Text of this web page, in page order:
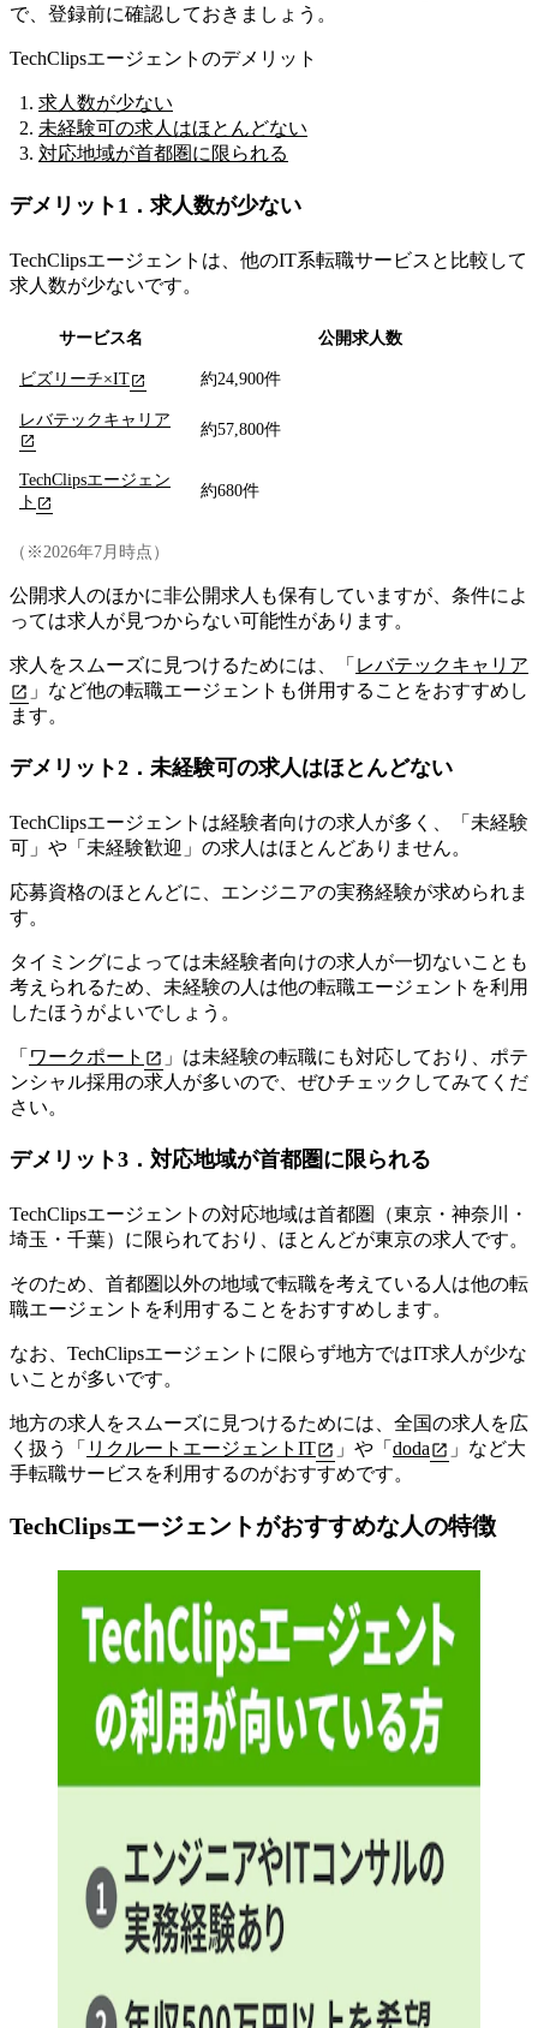
で、登録前に確認しておきましょう。
TechClipsエージェントのデメリット
求人数が少ない
未経験可の求人はほとんどない
対応地域が首都圏に限られる
デメリット1．求人数が少ない
TechClipsエージェントは、他のIT系転職サービスと比較して
求人数が少ないです。
サービス名 公開求人数
ビズリーチ×IT 約24,900件
レバテックキャリア
約57,800件
TechClipsエージェン
ト
約680件
（※2026年7月時点）
公開求人のほかに非公開求人も保有していますが、条件によ
っては求人が見つからない可能性があります。
求人をスムーズに見つけるためには、「 レバテックキャリア
」など他の転職エージェントも併用することをおすすめし
ます。
デメリット2．未経験可の求人はほとんどない
TechClipsエージェントは経験者向けの求人が多く、「未経験
可」や「未経験歓迎」の求人はほとんどありません。
応募資格のほとんどに、エンジニアの実務経験が求められま
す。
タイミングによっては未経験者向けの求人が一切ないことも
考えられるため、 未経験の人は他の転職エージェントを利用
したほうがよいでしょう。
「 ワークポート
」は未経験の転職にも対応しており、ポテ
ンシャル採用の求人が多いので、ぜひチェックしてみてくだ
さい。
デメリット3．対応地域が首都圏に限られる
TechClipsエージェントの対応地域は首都圏（東京・神奈川・
埼玉・千葉）に限られており、ほとんどが東京の求人です。
そのため、首都圏以外の地域で転職を考えている人は他の転
職エージェントを利用することをおすすめします。
なお、TechClipsエージェントに限らず地方ではIT求人が少な
いことが多いです。
地方の求人をスムーズに見つけるためには、全国の求人を広
く扱う「 リクルートエージェントIT 」や「 doda
」など大
手転職サービスを利用するのがおすすめです。
TechClipsエージェントがおすすめな人の特徴